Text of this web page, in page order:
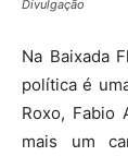
Divulgação
Na Baixada
política é
Roxo, Fabio
mais um